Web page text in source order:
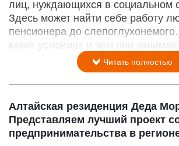
лиц, нуждающихся в социальном
Здесь может найти себе работу
пенсионера до
каких условиях и чем они
Читать полностью
Алтайская резиденция Деда
Представляем лучший проект
предпринимательства в